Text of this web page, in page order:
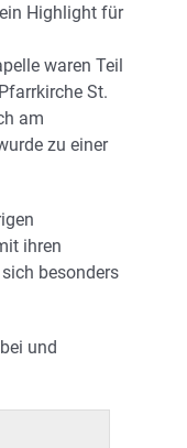
Highlight für
waren Teil
St.
am
zu einer
ihren
besonders
und